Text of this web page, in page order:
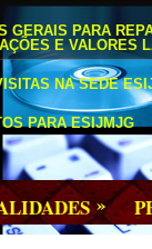
GERAIS PARA
E VALORES
NA SEDE
PARA ESIJMJG
»